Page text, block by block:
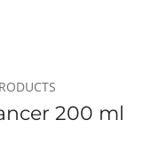
200 ml